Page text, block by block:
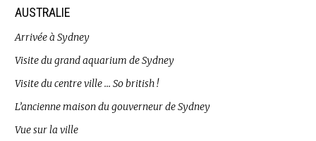
AUSTRALIE
Arrivée à Sydney
Visite du grand aquarium de Sydney
Visite du centre ville … So british !
L’ancienne maison du gouverneur de Sydney
Vue sur la ville